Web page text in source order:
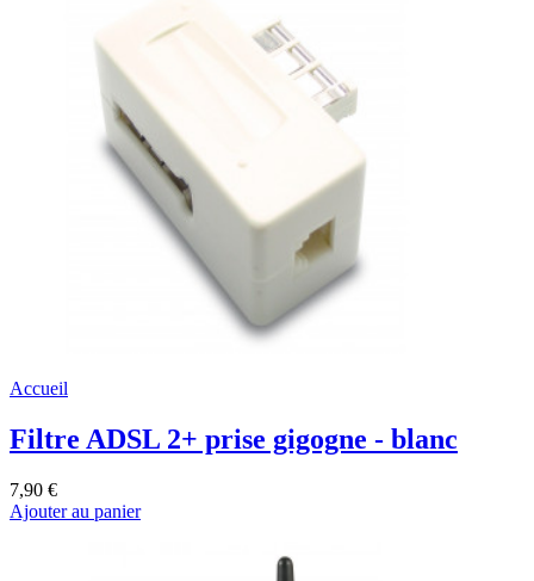
Accueil
Filtre ADSL 2+ prise gigogne - blanc
7,90 €
Ajouter au panier